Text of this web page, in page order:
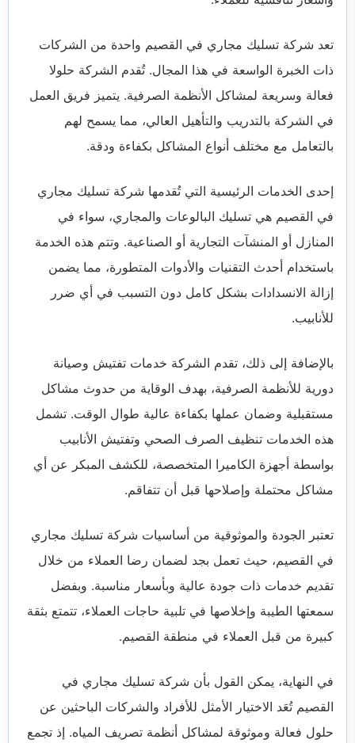
تعد شركة تسليك مجاري في القصيم واحدة من الشركات
ذات الخبرة الواسعة في هذا المجال. تُقدم الشركة حلولا
فعالة وسريعة لمشاكل الأنظمة الصرفية. يتميز فريق العمل
في الشركة بالتدريب والتأهيل العالي، مما يسمح لهم
بالتعامل مع مختلف أنواع المشاكل بكفاءة ودقة.
إحدى الخدمات الرئيسية التي تُقدمها شركة تسليك مجاري
في القصيم هي تسليك البالوعات والمجاري، سواء في
المنازل أو المنشآت التجارية أو الصناعية. وتتم هذه الخدمة
باستخدام أحدث التقنيات والأدوات المتطورة، مما يضمن
إزالة الانسدادات بشكل كامل دون التسبب في أي ضرر
للأنابيب.
بالإضافة إلى ذلك، تقدم الشركة خدمات تفتيش وصيانة
دورية للأنظمة الصرفية، بهدف الوقاية من حدوث مشاكل
مستقبلية وضمان عملها بكفاءة عالية طوال الوقت. تشمل
هذه الخدمات تنظيف الصرف الصحي وتفتيش الأنابيب
بواسطة أجهزة الكاميرا المتخصصة، للكشف المبكر عن أي
مشاكل محتملة وإصلاحها قبل أن تتفاقم.
تعتبر الجودة والموثوقية من أساسيات شركة تسليك مجاري
في القصيم، حيث تعمل بجد لضمان رضا العملاء من خلال
تقديم خدمات ذات جودة عالية وبأسعار مناسبة. وبفضل
سمعتها الطيبة وإخلاصها في تلبية حاجات العملاء، تتمتع بثقة
كبيرة من قبل العملاء في منطقة القصيم.
في النهاية، يمكن القول بأن شركة تسليك مجاري في
القصيم تُعَد الاختيار الأمثل للأفراد والشركات الباحثين عن
حلول فعالة وموثوقة لمشاكل أنظمة تصريف المياه. إذ تجمع